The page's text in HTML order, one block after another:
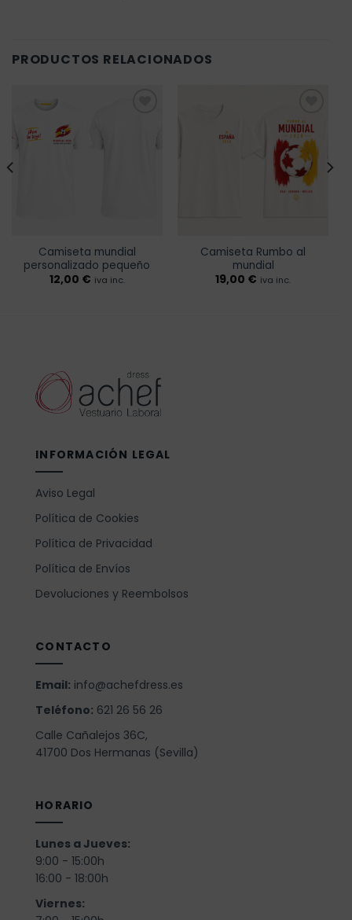
PRODUCTOS RELACIONADOS
Camiseta mundial
personalizado pequeño
12,00 € iva inc.
Añadir
a la
lista de
deseos
Camiseta Rumbo al
mundial
19,00 € iva inc.
INFORMACIÓN LEGAL
Aviso Legal
Política de Cookies
Política de Privacidad
Política de Envíos
Devoluciones y Reembolsos
CONTACTO
Email: info@achefdress.es
Teléfono: 621 26 56 26
Calle Cañalejos 36C,
41700 Dos Hermanas (Sevilla)
HORARIO
Lunes a Jueves:
9:00 - 15:00h
16:00 - 18:00h
Viernes: